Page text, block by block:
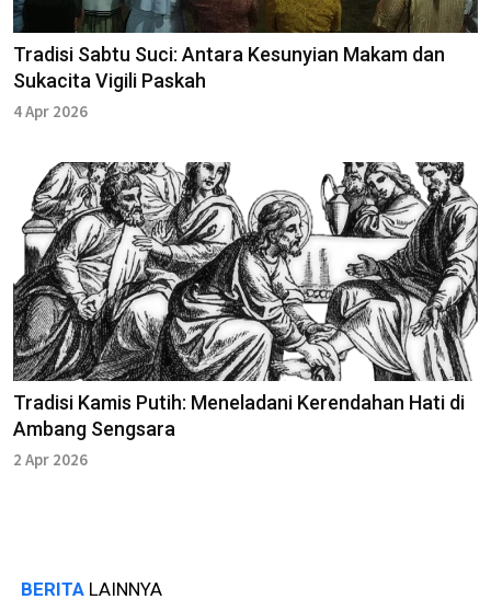
Tradisi Sabtu Suci: Antara Kesunyian Makam dan
Sukacita Vigili Paskah
4 Apr 2026
Tradisi Kamis Putih: Meneladani Kerendahan Hati di
Ambang Sengsara
2 Apr 2026
BERITA LAINNYA